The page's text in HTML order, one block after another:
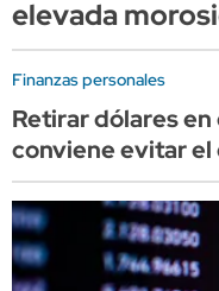
elevada
Finanzas personales
Retirar dólares
conviene evitar